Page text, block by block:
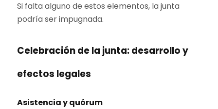
Si falta alguno de estos elementos, la junta
podría ser impugnada.
Celebración de la junta: desarrollo y
efectos legales
Asistencia y quórum